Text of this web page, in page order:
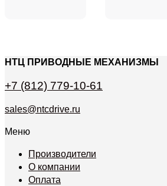
НТЦ ПРИВОДНЫЕ МЕХАНИЗМЫ
+7 (812) 779-10-61
sales@ntcdrive.ru
Меню
Производители
О компании
Оплата